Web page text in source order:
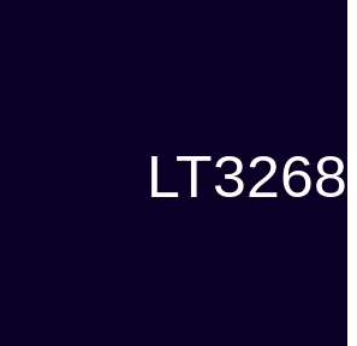
LT3268